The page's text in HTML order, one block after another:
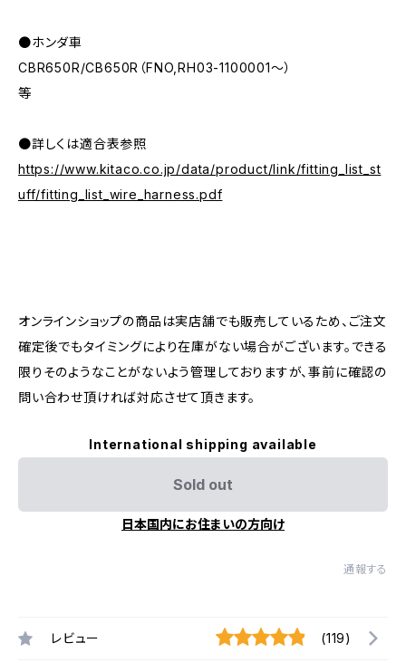
●ホンダ車
CBR650R/CB650R（FNO,RH03-1100001～）
等
●詳しくは適合表参照
https://www.kitaco.co.jp/data/product/link/fitting_list_st
uff/fitting_list_wire_harness.pdf
オンラインショップの商品は実店舗でも販売しているため、ご注文
確定後でもタイミングにより在庫がない場合がございます。できる
限りそのようなことがないよう管理しておりますが、事前に確認の
問い合わせ頂ければ対応させて頂きます。
International shipping available
Sold out
日本国内にお住まいの方向け
通報する
レビュー (119)